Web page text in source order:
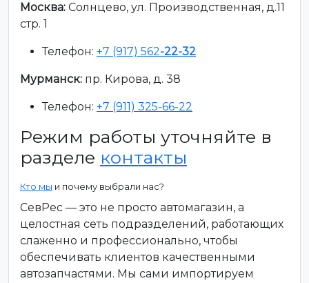
Москва: Солнцево, ул. Производственная, д.11
стр. 1
Телефон: +7 (917) 562-22-32
Мурманск: пр. Кирова, д. 38
Телефон: +7 (911) 325-66-22
Режим работы уточняйте в
разделе контакты
Кто мы и почему выбрали нас?
СевРес — это не просто автомагазин, а
целостная сеть подразделений, работающих
слаженно и профессионально, чтобы
обеспечивать клиентов качественными
автозапчастями. Мы сами импортируем